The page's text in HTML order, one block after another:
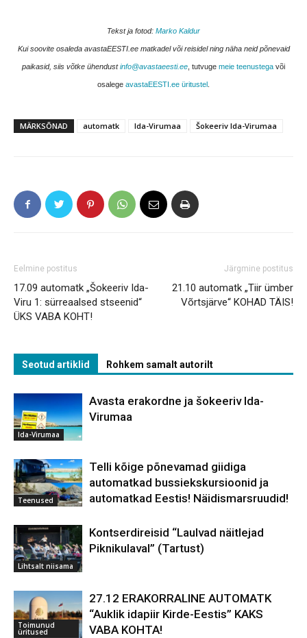
Tekst ja fotod: Marko Kaldur
Kui soovite osaleda avastaEESTI.ee matkadel või reisidel ning näha neid põnevaid
paikasid, siis võtke ühendustinfo@avastaeesti.ee , tutvuge meie teenustega või
osalege avastaEESTI.ee üritustel
MÄRKSÕNAD automatk Ida-Virumaa Šokeeriv Ida-Virumaa
Eelmine postitus
17.09 automatk „Šokeeriv Ida-
Viru 1: sürreaalsed stseenid“
ÜKS VABA KOHT!
Järgmine postitus
21.10 automatk „Tiir ümber
Võrtsjärve“ KOHAD TÄIS!
Seotud artiklid Rohkem samalt autorilt
Ida-Virumaa
Avasta erakordne ja šokeeriv Ida-
Virumaa
Teenused
Telli kõige põnevamad giidiga
automatkad bussiekskursioonid ja
automatkad Eestis! Näidismarsruudid!
Lihtsalt niisama
Kontserdireisid “Laulvad näitlejad
Piknikulaval” (Tartust)
Toimunud
üritused
27.12 ERAKORRALINE AUTOMATK
“Auklik idapiir Kirde-Eestis” KAKS
VABA KOHTA!